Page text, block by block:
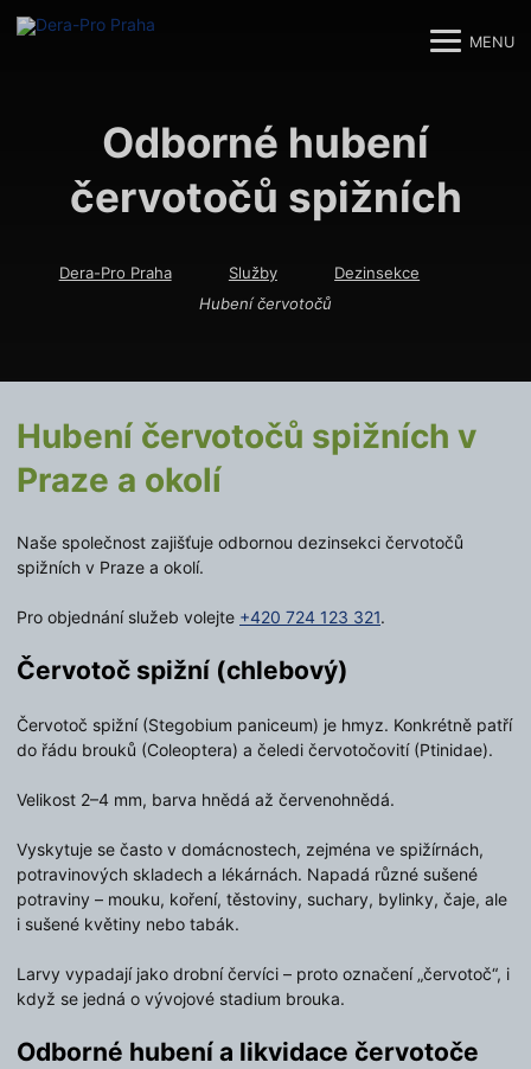
MENU
Odborné hubení
červotočů spižních
Dera-Pro Praha Služby
Dezinsekce
Hubení červotočů
Hubení červotočů spižních v
Praze a okolí
Naše společnost zajišťuje odbornou dezinsekci červotočů
spižních v Praze a okolí.
Pro objednání služeb volejte +420 724 123 321.
Červotoč spižní (chlebový)
Červotoč spižní (Stegobium paniceum) je hmyz. Konkrétně patří
do řádu brouků (Coleoptera) a čeledi červotočovití (Ptinidae).
Velikost 2–4 mm, barva hnědá až červenohnědá.
Vyskytuje se často v domácnostech, zejména ve spižírnách,
potravinových skladech a lékárnách. Napadá různé sušené
potraviny – mouku, koření, těstoviny, suchary, bylinky, čaje, ale
i sušené květiny nebo tabák.
Larvy vypadají jako drobní červíci – proto označení „červotoč“, i
když se jedná o vývojové stadium brouka.
Odborné hubení a likvidace červotoče